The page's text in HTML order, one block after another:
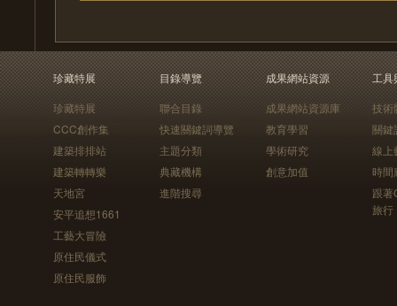
珍藏特展
珍藏特展
CCC創作集
建築排排站
建築轉轉樂
天地宮
安平追想1661
工藝大冒險
原住民儀式
原住民服飾
目錄導覽
聯合目錄
快速關鍵詞導覽
主題分類
典藏機構
進階搜尋
成果網站資源
成果網站資源庫
教育學習
學術研究
創意加值
工具
技術
關鍵
線上
時間
跟
旅行